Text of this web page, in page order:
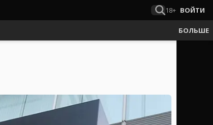
18+ ВОЙТИ
БОЛЬШЕ